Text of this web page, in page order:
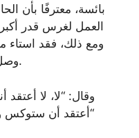
بائسة، معترفًا بأن
العمل لغرس قدر
ومع ذلك، فقد استاء
وصل إلى مستويات جديدة من العار.
وقال: “لا، لا
“أعتقد أن ستوكس